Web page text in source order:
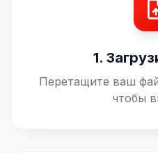
1.
Перетащите ваш
чтобы